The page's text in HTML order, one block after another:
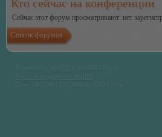
Кто сейчас на конференции
Сейчас этот форум просматривают: нет
Список форумов
Time : 0.214s | 19 Queries | GZIP : On